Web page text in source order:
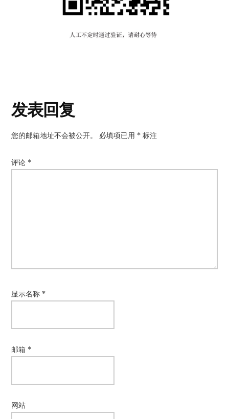
读
者
互
动
发表回复
您的邮箱地址不会被公开。 必填项已用 * 标注
评论 *
显示名称 *
邮箱 *
网站